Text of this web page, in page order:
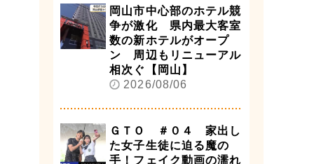
岡山市中心部のホテル競
争が激化 県内最大客室
数の新ホテルがオープ
ン 周辺もリニューアル
相次ぐ【岡山】
2026/08/06
ＧＴＯ ＃０４ 家出し
た女子生徒に迫る魔の
手！フェイク動画の濡れ